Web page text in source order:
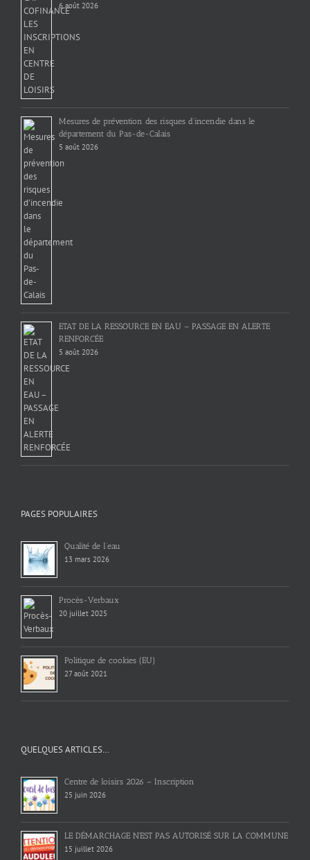
6 août 2026
Mesures de prévention des risques d’incendie dans le
département du Pas-de-Calais
5 août 2026
ETAT DE LA RESSOURCE EN EAU – PASSAGE EN ALERTE
RENFORCÉE
5 août 2026
PAGES POPULAIRES
Qualité de l’eau
13 mars 2026
Procès-Verbaux
20 juillet 2025
Politique de cookies (EU)
27 août 2021
QUELQUES ARTICLES…
Centre de loisirs 2026 – Inscription
25 juin 2026
LE DÉMARCHAGE N’EST PAS AUTORISÉ SUR LA COMMUNE
15 juillet 2026